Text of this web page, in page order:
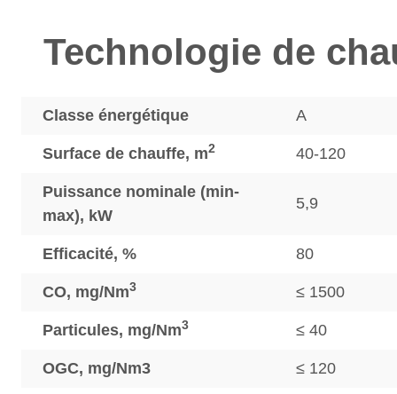
Technologie de
Classe énergétique A
Surface de chauffe, m2 40-120
Puissance nominale (min-
max), kW
5,9
Efficacité, % 80
CO, mg/Nm3 ≤ 1500
Particules, mg/Nm3 ≤ 40
OGC, mg/Nm3 ≤ 120